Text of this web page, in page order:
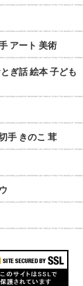
アート 美術
ぎ話 絵本 子ども
手 きのこ 茸